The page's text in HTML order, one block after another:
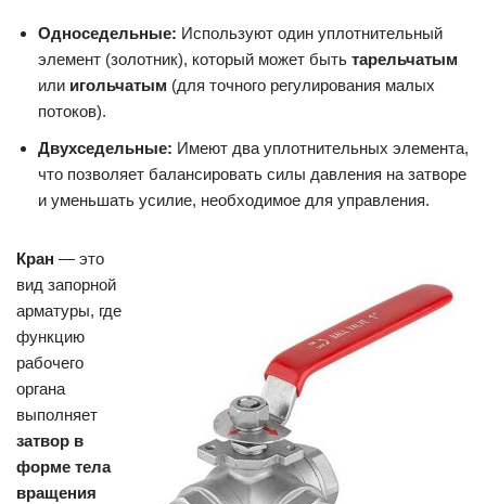
Односедельные: Используют один уплотнительный
элемент (золотник), который может быть тарельчатым
или игольчатым (для точного регулирования малых
потоков).
Двухседельные: Имеют два уплотнительных элемента,
что позволяет балансировать силы давления на затворе
и уменьшать усилие, необходимое для управления.
Кран — это
вид запорной
арматуры, где
функцию
рабочего
органа
выполняет
затвор в
форме тела
вращения